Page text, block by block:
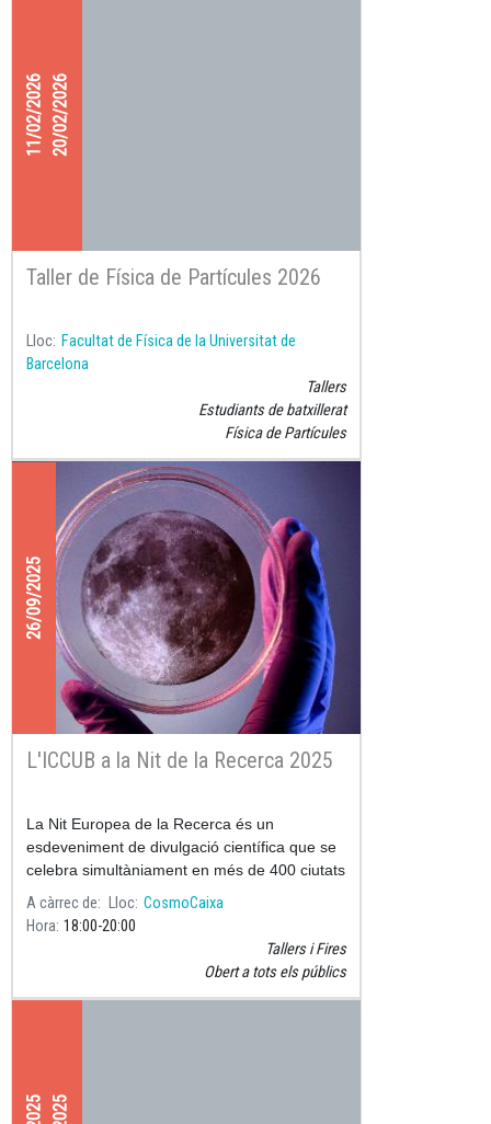
11/02/202620/02/2026
Taller de Física de Partícules 2026
Lloc Facultat de Física de la Universitat de
Barcelona
Tallers
Estudiants de batxillerat
Física de Partícules
26/09/2025
L'ICCUB a la Nit de la Recerca 2025
La Nit Europea de la Recerca és un
esdeveniment de divulgació científica que se
celebra simultàniament en més de 400 ciutats
de 30 països europeus, amb el suport de la
Comissió Europea a través de
A càrrec de Lloc CosmoCaixa
Hora 18:00 20:00
Tallers i Fires
Obert a tots els públics